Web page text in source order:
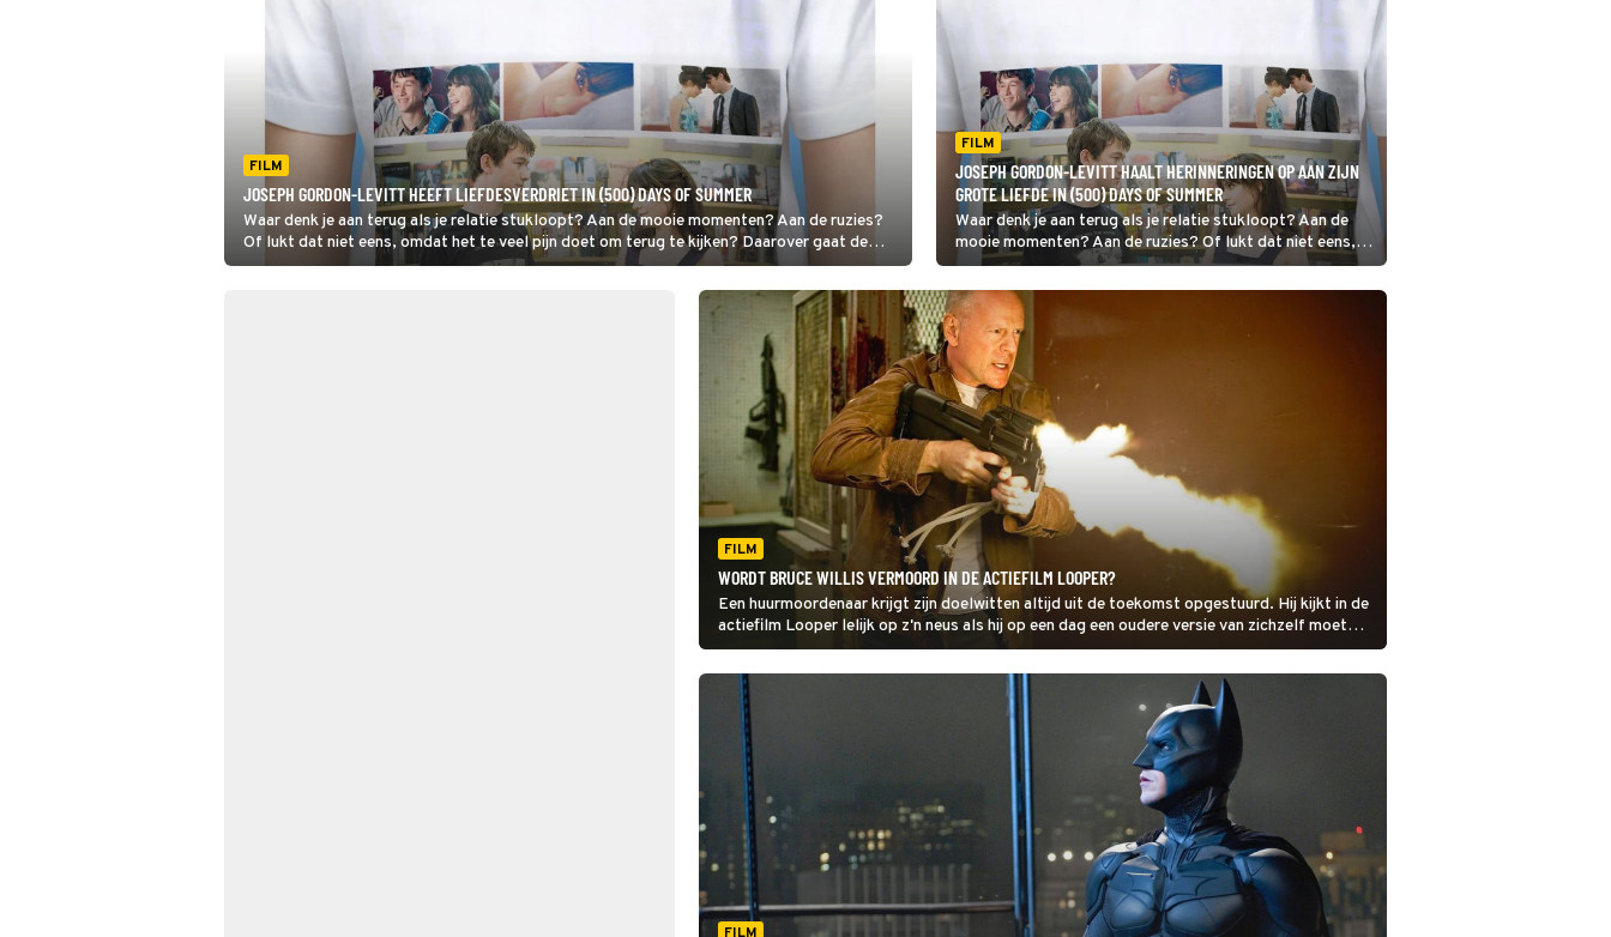
FILM
JOSEPH GORDON-LEVITT HEEFT LIEFDESVERDRIET IN (500) DAYS OF SUMMER
Waar denk je aan terug als je relatie stukloopt? Aan de mooie momenten? Aan de ruzies?
Of lukt dat niet eens, omdat het te veel pijn doet om terug te kijken? Daarover gaat de
romcom (500) Days of Summer.
FILM
JOSEPH GORDON-LEVITT HAALT HERINNERINGEN OP AAN ZIJN
GROTE LIEFDE IN (500) DAYS OF SUMMER
Waar denk je aan terug als je relatie stukloopt? Aan de
mooie momenten? Aan de ruzies? Of lukt dat niet eens,
omdat het te veel pijn doet om terug te kijken? Daarover
gaat de romcom (500) Days of Summer.
FILM
WORDT BRUCE WILLIS VERMOORD IN DE ACTIEFILM LOOPER?
Een huurmoordenaar krijgt zijn doelwitten altijd uit de toekomst opgestuurd. Hij kijkt in de
actiefilm Looper lelijk op z'n neus als hij op een dag een oudere versie van zichzelf moet
omleggen.